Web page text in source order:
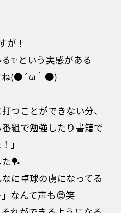
が！
✨という実感がある
ね(●´ω｀●)
つことができない分、
組で勉強したり書籍で
」
🏓
に卓球の虜になってる
なんて声も😍笑